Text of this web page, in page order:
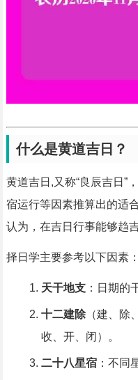
什么是黄道吉日？
黄道吉日,又称“良辰吉日”
宿运行等因素推算出的适
认为，在吉日行事能够趋
择日学主要参考以下因素：
天干地支：日期的
十二建除（建、除
收、开、闭）。
二十八星宿：不同